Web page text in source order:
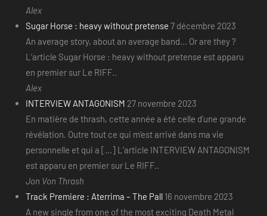
Alex
Sugar Horse : heavy without pretense 7 décembre 2023
An average story, about an average band... Or are they ?
L’article Sugar Horse : heavy without pretense est apparu
en premier sur Le RIFF..
Alex
INTERVIEW ANTAGONISM 27 novembre 2023
En matière de thrash, cette année a été celle d’une grande
révélation. Outre tout ce qui m’est arrivé dans ma vie
personnelle et qui a [...] L’article INTERVIEW ANTAGONISM
est apparu en premier sur Le RIFF..
Jon Von Thrash
Track Premiere : Aterrima – The Pall 16 novembre 2023
A new single from one of the most exciting Death Metal